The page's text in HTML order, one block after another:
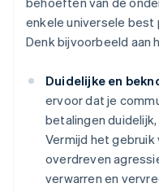
enkele universele best
Denk bijvoorbeeld aan
Duidelijke en
ervoor dat je
betalingen
Vermijd het gebruik
overdreven
verwarren en